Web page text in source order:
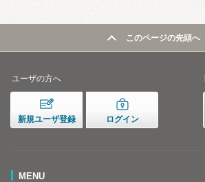
このページの先頭へ
ユーザの方へ
新規ユーザ登録 ログイン
MENU